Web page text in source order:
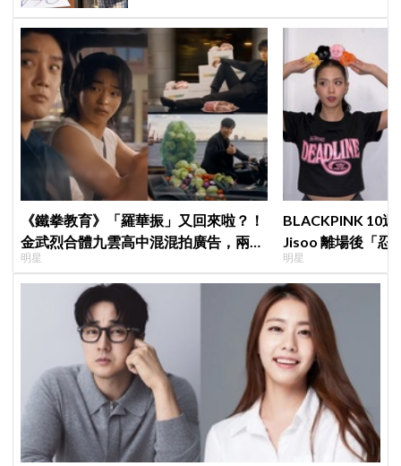
《鐵拳教育》「羅華振」又回來啦？！
金武烈合體九雲高中混混拍廣告，兩人
嚇壞反應笑翻劇迷：根本番外篇！
明星
BLACKPINK 10
Jisoo 離場後「忍
看了好心疼
明星